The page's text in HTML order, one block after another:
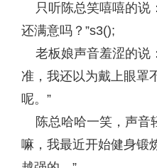
只听陈总笑嘻嘻的说
还满意吗？”s3();
老板娘声音羞涩的说
准，我还以为戴上眼罩
呢。”
陈总哈哈一笑，声音
嘛，我最近开始健身锻